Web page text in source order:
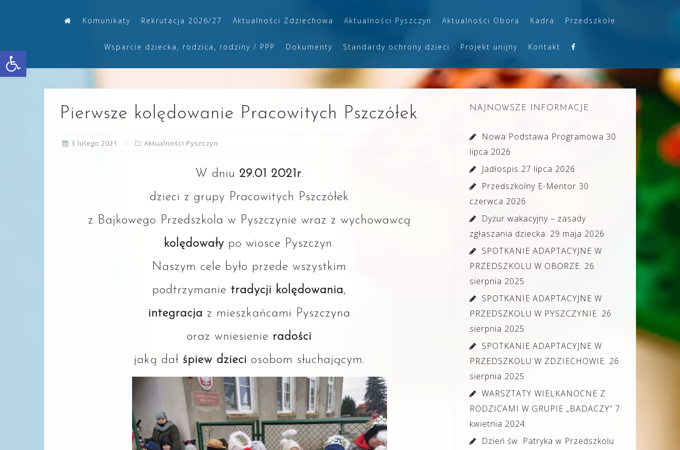
Otwórz pasek narzędzi
Komunikaty Rekrutacja 2026/27 Aktualności Zdziechowa Aktualności Pyszczyn Aktualności Obora Kadra Przedszkole
Wsparcie dziecka, rodzica, rodziny / PPP Dokumenty Standardy ochrony dzieci Projekt unijny Kontakt
Pierwsze kolędowanie Pracowitych Pszczółek
3 lutego 2021 Aktualności Pyszczyn
W dniu 29.01 2021r.
dzieci z grupy Pracowitych Pszczółek
z Bajkowego Przedszkola w Pyszczynie wraz z wychowawcą
kolędowały po wiosce Pyszczyn.
Naszym cele było przede wszystkim
podtrzymanie tradycji kolędowania,
integracja z mieszkańcami Pyszczyna
oraz wniesienie radości
jaką dał śpiew dzieci osobom słuchającym.
NAJNOWSZE INFORMACJE
Nowa Podstawa Programowa 30
lipca 2026
Jadłospis 27 lipca 2026
Przedszkolny E-Mentor 30
czerwca 2026
Dyżur wakacyjny – zasady
zgłaszania dziecka. 29 maja 2026
SPOTKANIE ADAPTACYJNE W
PRZEDSZKOLU W OBORZE. 26
sierpnia 2025
SPOTKANIE ADAPTACYJNE W
PRZEDSZKOLU W PYSZCZYNIE. 26
sierpnia 2025
SPOTKANIE ADAPTACYJNE W
PRZEDSZKOLU W ZDZIECHOWIE. 26
sierpnia 2025
WARSZTATY WIELKANOCNE Z
RODZICAMI W GRUPIE „BADACZY” 7
kwietnia 2024
Dzień św. Patryka w Przedszkolu